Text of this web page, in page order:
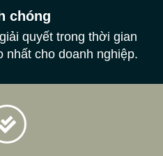
chóng
quyết trong thời gian
nhất cho doanh nghiệp.